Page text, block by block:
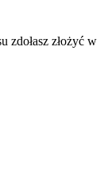
zdołasz złożyć w